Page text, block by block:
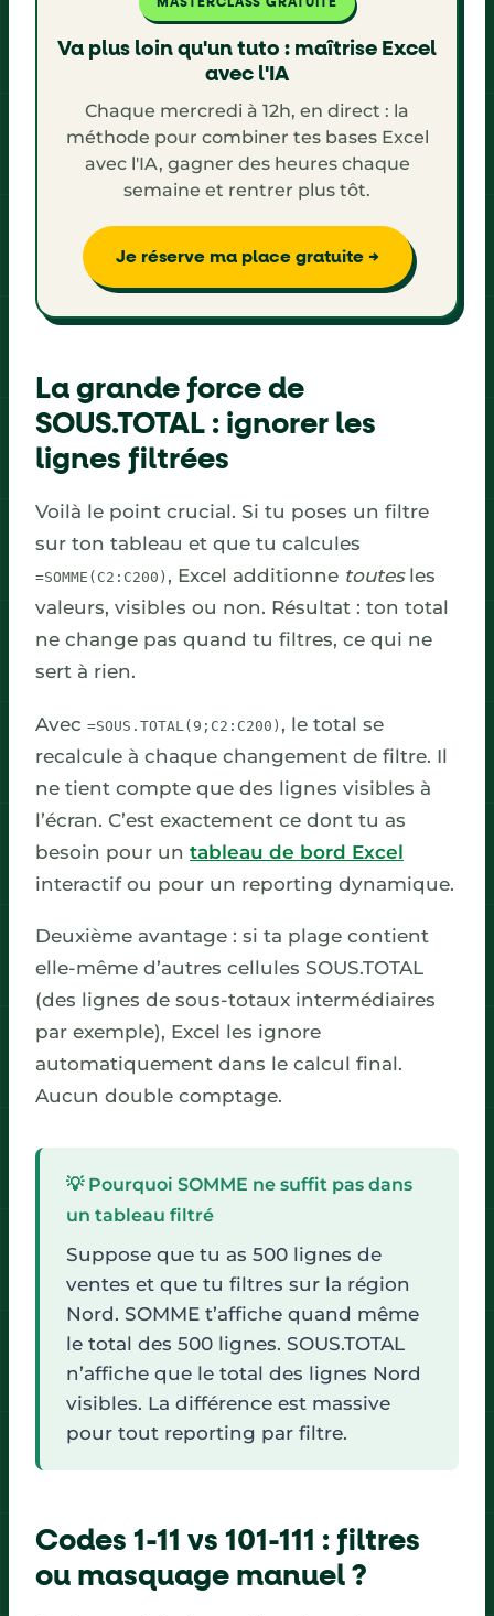
MASTERCLASS GRATUITE
Va plus loin qu'un tuto : maîtrise Excel
avec l'IA
Chaque mercredi à 12h, en direct : la
méthode pour combiner tes bases Excel
avec l'IA, gagner des heures chaque
semaine et rentrer plus tôt.
Je réserve ma place gratuite →
La grande force de
SOUS.TOTAL : ignorer les
lignes filtrées
Voilà le point crucial. Si tu poses un filtre
sur ton tableau et que tu calcules
=SOMME(C2:C200) , Excel additionne toutesles
valeurs, visibles ou non. Résultat : ton total
ne change pas quand tu filtres, ce qui ne
sert à rien.
Avec =SOUS.TOTAL(9;C2:C200) , le total se
recalcule à chaque changement de filtre. Il
ne tient compte que des lignes visibles à
l’écran. C’est exactement ce dont tu as
besoin pour un tableau de bord Excel
interactif ou pour un reporting dynamique.
Deuxième avantage : si ta plage contient
elle-même d’autres cellules SOUS.TOTAL
(des lignes de sous-totaux intermédiaires
par exemple), Excel les ignore
automatiquement dans le calcul final.
Aucun double comptage.
💡 Pourquoi SOMME ne suffit pas dans
un tableau filtré
Suppose que tu as 500 lignes de
ventes et que tu filtres sur la région
Nord. SOMME t’affiche quand même
le total des 500 lignes. SOUS.TOTAL
n’affiche que le total des lignes Nord
visibles. La différence est massive
pour tout reporting par filtre.
Codes 1-11 vs 101-111 : filtres
ou masquage manuel ?